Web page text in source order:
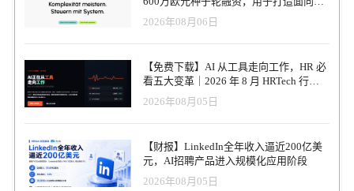
易和建筑行业的AI操作系统
2026年08月06日
【免费下载】AI 从工具走向工作，HR 必
看五大变革｜2026 年 8 月 HRTech 行业
观察报告
2026年08月05日
【财报】LinkedIn全年收入逼近200亿美
元，AI招聘产品进入规模化应用阶段
2026年08月05日